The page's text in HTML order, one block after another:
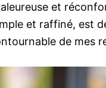
et
et raffiné, est
de mes